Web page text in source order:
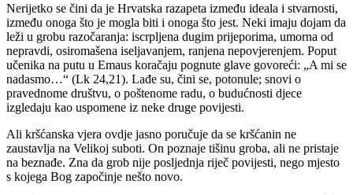
Nerijetko se čini da je Hrvatska razapeta između ideala i stvarnosti,
između onoga što je mogla biti i onoga što jest. Neki imaju dojam da
leži u grobu razočaranja: iscrpljena dugim prijeporima, umorna od
nepravdi, osiromašena iseljavanjem, ranjena nepovjerenjem. Poput
učenika na putu u Emaus koračaju pognute glave govoreći: „A mi se
nadasmo…“ (Lk 24,21). Lađe su, čini se, potonule; snovi o
pravednome društvu, o poštenome radu, o budućnosti djece
izgledaju kao uspomene iz neke druge povijesti.
Ali kršćanska vjera ovdje jasno poručuje da se kršćanin ne
zaustavlja na Velikoj suboti. On poznaje tišinu groba, ali ne pristaje
na beznađe. Zna da grob nije posljednja riječ povijesti, nego mjesto
s kojega Bog započinje nešto novo.